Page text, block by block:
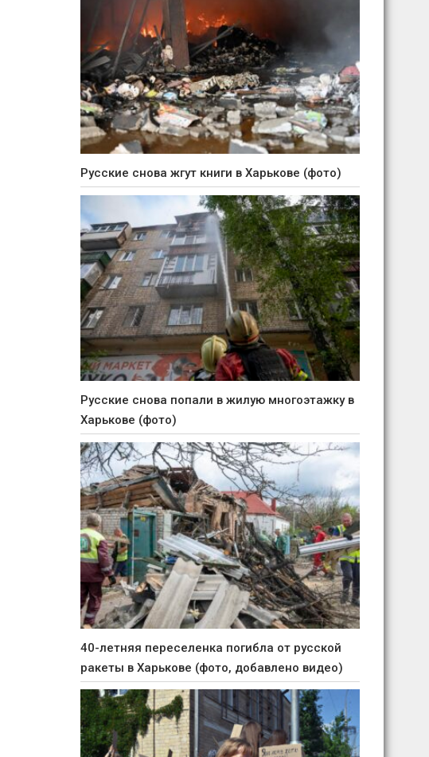
Русские снова жгут книги в Харькове (фото)
Русские снова попали в жилую многоэтажку в
Харькове (фото)
40-летняя переселенка погибла от русской
ракеты в Харькове (фото, добавлено видео)